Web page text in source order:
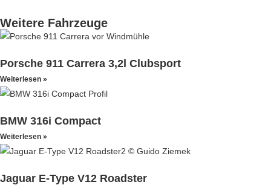
Weitere Fahrzeuge
Porsche 911 Carrera 3,2l Clubsport
Weiterlesen »
BMW 316i Compact
Weiterlesen »
Jaguar E-Type V12 Roadster